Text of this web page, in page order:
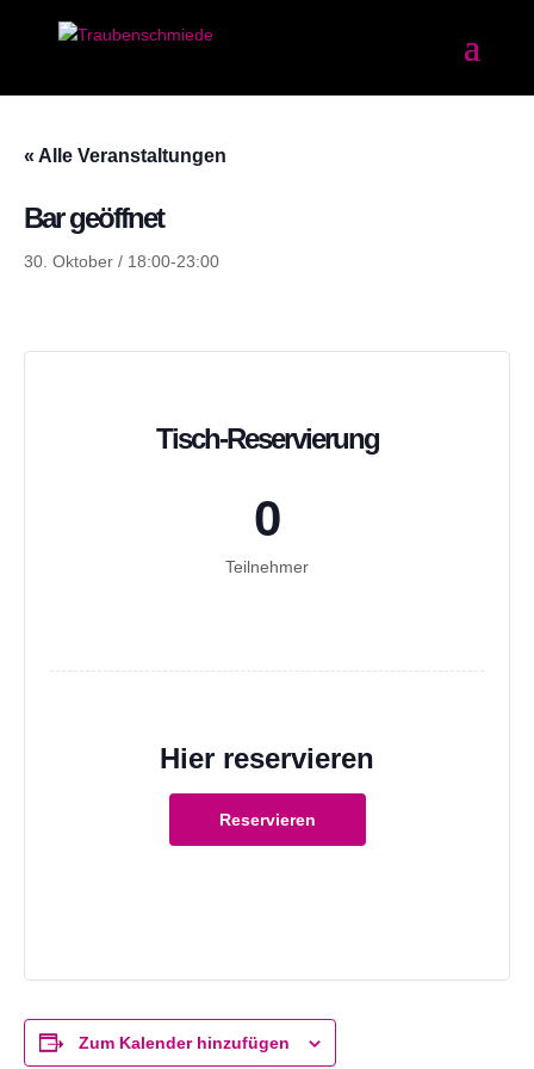
« Alle Veranstaltungen
Bar geöffnet
30. Oktober / 18:00-23:00
Tisch-Reservierung
0
Teilnehmer
Hier reservieren
Reservieren
Zum Kalender hinzufügen